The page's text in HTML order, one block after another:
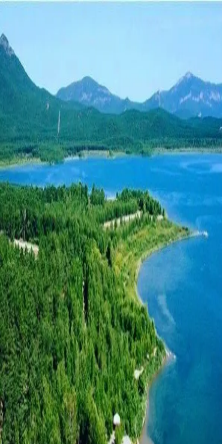
景点
泽伦达湖海滩
泽伦达湖海滩
海滩
泽伦丁区
泽伦达湖是当地居民和游客中受欢迎的休闲娱乐场所。这里的
湖滩主要是沙滩，非常适合游泳和各类水上运动。
画廊
相似景点
海滩
什丘奇耶湖海滩
海滩
博罗沃耶湖海滩
海滩
米拉日